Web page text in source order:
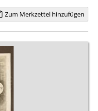
Zum Merkzettel hinzufügen